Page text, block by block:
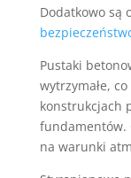
Dodatkowo są
Pustaki
wytrzymałe,
konstrukcjach
fundamentów.
na warunki